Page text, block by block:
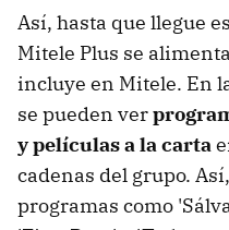
Así, hasta que llegue
Mitele Plus se
incluye en Mitele. En
se pueden ver
y películas a la carta
cadenas del grupo.
programas como